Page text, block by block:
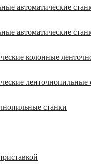
автоматические
автоматические
колонные
ленточнопильные
станки